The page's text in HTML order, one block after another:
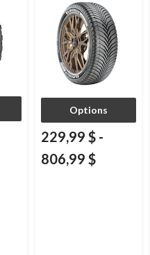
et multisegments
Options
229,99 $ -
806,99 $